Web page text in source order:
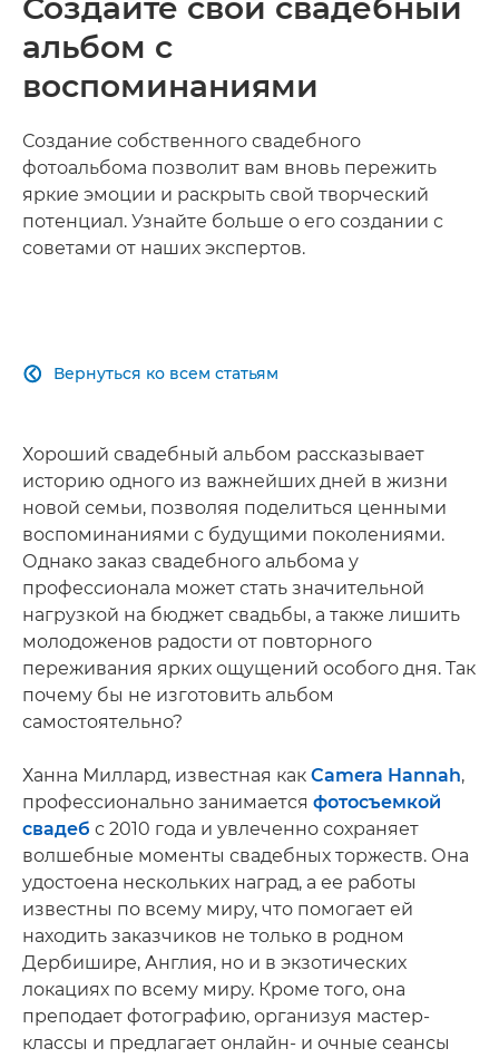
Создайте свой свадебный
альбом с
воспоминаниями
Создание собственного свадебного
фотоальбома позволит вам вновь пережить
яркие эмоции и раскрыть свой творческий
потенциал. Узнайте больше о его создании с
советами от наших экспертов.
Вернуться ко всем статьям

Хороший свадебный альбом рассказывает
историю одного из важнейших дней в жизни
новой семьи, позволяя поделиться ценными
воспоминаниями с будущими поколениями.
Однако заказ свадебного альбома у
профессионала может стать значительной
нагрузкой на бюджет свадьбы, а также лишить
молодоженов радости от повторного
переживания ярких ощущений особого дня. Так
почему бы не изготовить альбом
самостоятельно?
Ханна Миллард, известная как Camera Hannah,
профессионально занимается фотосъемкой
свадеб с 2010 года и увлеченно сохраняет
волшебные моменты свадебных торжеств. Она
удостоена нескольких наград, а ее работы
известны по всему миру, что помогает ей
находить заказчиков не только в родном
Дербишире, Англия, но и в экзотических
локациях по всему миру. Кроме того, она
преподает фотографию, организуя мастер-
классы и предлагает онлайн- и очные сеансы